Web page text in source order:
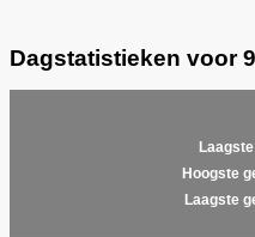
Dagstatistieken voor
Hoogste
Laagste